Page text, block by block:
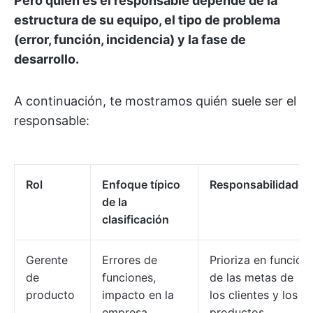
estructura de su equipo, el tipo de problema
(error, función, incidencia) y la fase de
desarrollo.
A continuación, te mostramos quién suele ser el
responsable:
Rol
Enfoque típico
de la
clasificación
Responsabilidades
Gerente
de
producto
Errores de
funciones,
impacto en la
Prioriza en función
de las metas de
los clientes y los